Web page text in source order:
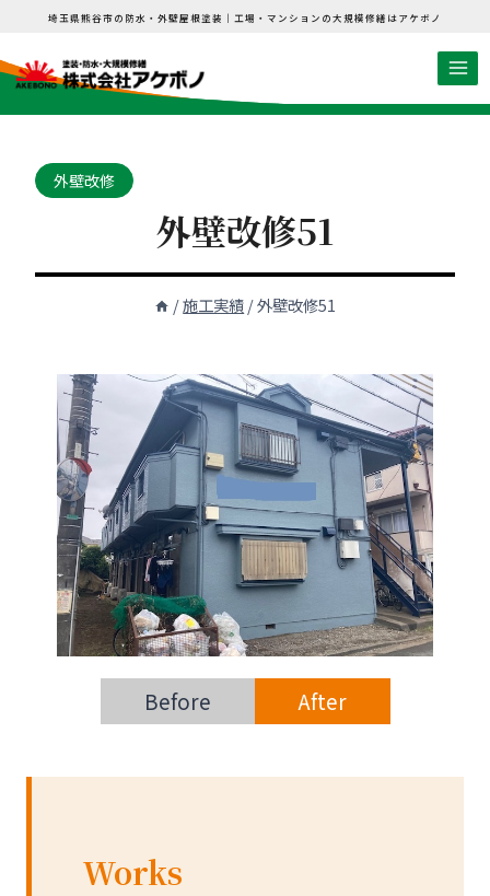
を
埼玉県熊谷市の防水・外壁屋根塗装｜工場・マンションの大規模修繕はアケボノ
外壁改修
外壁改修51
/施工実績/外壁改修51
Before After
Works